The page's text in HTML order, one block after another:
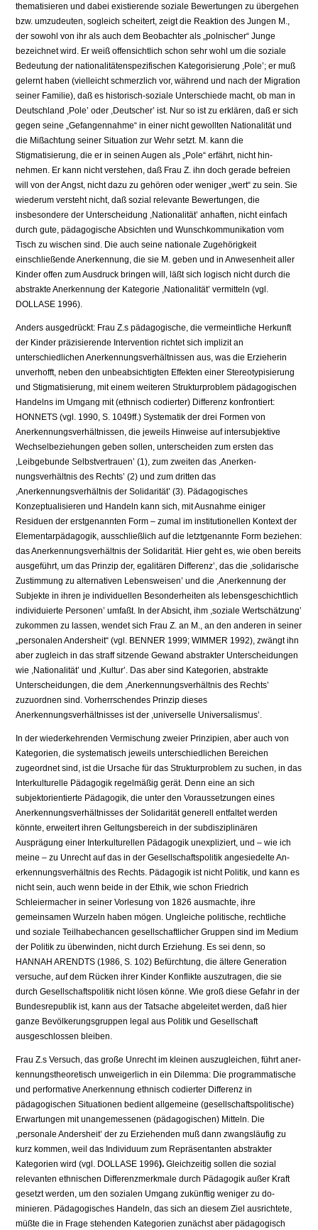
thematisieren und dabei existierende soziale Bewertungen zu übergehen
bzw. um­zudeuten, sogleich scheitert, zeigt die Reaktion des Jungen M.,
der sowohl von ihr als auch dem Beobachter als „polnischer“ Junge
bezeichnet wird. Er weiß offensichtlich schon sehr wohl um die soziale
Bedeutung der nationalitätenspe­zifischen Kategorisierung ,Pole’; er muß
gelernt haben (vielleicht schmerzlich vor, während und nach der Migration
seiner Familie), daß es historisch-soziale Unterschiede macht, ob man in
Deutschland ,Pole’ oder ,Deutscher’ ist. Nur so ist zu erklären, daß er sich
gegen seine „Gefangennahme“ in einer nicht ge­wollten Nationalität und
die Mißachtung seiner Situation zur Wehr setzt. M. kann die
Stigmatisierung, die er in seinen Augen als „Pole“ erfährt, nicht hin­
nehmen. Er kann nicht verstehen, daß Frau Z. ihn doch gerade befreien
will von der Angst, nicht dazu zu gehören oder weniger „wert“ zu sein. Sie
wieder­um versteht nicht, daß sozial relevante Bewertungen, die
insbesondere der Un­terscheidung ,Nationalität’ anhaften, nicht einfach
durch gute, pädagogische Absichten und Wunschkommunikation vom
Tisch zu wischen sind. Die auch seine nationale Zugehörigkeit
einschließende Anerkennung, die sie M. geben und in Anwesenheit aller
Kinder offen zum Ausdruck bringen will, läßt sich lo­gisch nicht durch die
abstrakte Anerkennung der Kategorie ,Nationalität’ ver­mitteln (vgl.
DOLLASE 1996).
Anders ausgedrückt: Frau Z.s pädagogische, die vermeintliche Herkunft
der Kinder präzisierende Intervention richtet sich implizit an
unterschiedlichen Anerkennungsverhältnissen aus, was die Erzieherin
unverhofft, neben den unbeabsichtigten Effekten einer Stereotypisierung
und Stigmatisierung, mit einem weiteren Strukturproblem pädagogischen
Handelns im Umgang mit (ethnisch codierter) Differenz konfrontiert:
HONNETS (vgl. 1990, S. 1049ff.) Systematik der drei Formen von
Anerkennungsverhältnissen, die jeweils Hin­weise auf intersubjektive
Wechselbeziehungen geben sollen, unterscheiden zum ersten das
,Leibgebunde Selbstvertrauen’ (1), zum zweiten das ,Anerken­
nungsverhältnis des Rechts’ (2) und zum dritten das
,Anerkennungsverhältnis der Solidarität’ (3). Pädagogisches
Konzeptualisieren und Handeln kann sich, mit Ausnahme einiger
Residuen der erstgenannten Form – zumal im institutio­nellen Kontext der
Elementarpädagogik, ausschließlich auf die letztgenannte Form beziehen:
das Anerkennungsverhältnis der Solidarität. Hier geht es, wie oben bereits
ausgeführt, um das Prinzip der, egalitären Differenz’, das die ,soli­darische
Zustimmung zu alternativen Lebensweisen’ und die ,Anerkennung der
Subjekte in ihren je individuellen Besonderheiten als lebensgeschichtlich
individuierte Personen’ umfaßt. In der Absicht, ihm ,soziale Wertschätzung’
zukommen zu lassen, wendet sich Frau Z. an M., an den anderen in seiner
„personalen Andersheit“ (vgl. BENNER 1999; WIMMER 1992), zwängt ihn
aber zugleich in das straff sitzende Gewand abstrakter Unterscheidungen
wie ,Na­tionalität’ und ,Kultur’. Das aber sind Kategorien, abstrakte
Unterscheidungen, die dem ,Anerkennungsverhältnis des Rechts’
zuzuordnen sind. Vorherrschen­des Prinzip dieses
Anerkennungsverhältnisses ist der ,universelle Universalis­mus’.
In der wiederkehrenden Vermischung zweier Prinzipien, aber auch von
Ka­tegorien, die systematisch jeweils unterschiedlichen Bereichen
zugeordnet sind, ist die Ursache für das Strukturproblem zu suchen, in das
Interkulturelle Päd­agogik regelmäßig gerät. Denn eine an sich
subjektorientierte Pädagogik, die unter den Voraussetzungen eines
Anerkennungsverhältnisses der Solidarität generell entfaltet werden
könnte, erweitert ihren Geltungsbereich in der subdisziplinären
Ausprägung einer Interkulturellen Pädagogik unexpliziert, und – wie ich
meine – zu Unrecht auf das in der Gesellschaftspolitik angesiedelte An­
erkennungsverhältnis des Rechts. Pädagogik ist nicht Politik, und kann es
nicht sein, auch wenn beide in der Ethik, wie schon Friedrich
Schleiermacher in seiner Vorlesung von 1826 ausmachte, ihre
gemeinsamen Wurzeln haben mö­gen. Ungleiche politische, rechtliche
und soziale Teilhabechancen gesellschaft­licher Gruppen sind im Medium
der Politik zu überwinden, nicht durch Erzie­hung. Es sei denn, so
HANNAH ARENDTS (1986, S. 102) Befürchtung, die ältere Generation
versuche, auf dem Rücken ihrer Kinder Konflikte auszutragen, die sie
durch Gesellschaftspolitik nicht lösen könne. Wie groß diese Gefahr in der
Bundesrepublik ist, kann aus der Tatsache abgeleitet werden, daß hier
ganze Bevölkerungsgruppen legal aus Politik und Gesellschaft
ausgeschlossen blei­ben.
Frau Z.s Versuch, das große Unrecht im kleinen auszugleichen, führt aner­
kennungstheoretisch unweigerlich in ein Dilemma: Die programmatische
und performative Anerkennung ethnisch codierter Differenz in
pädagogischen Si­tuationen bedient allgemeine (gesellschaftspolitische)
Erwartungen mit unan­gemessenen (pädagogischen) Mitteln. Die
,personale Andersheit’ der zu Erzie­henden muß dann zwangsläufig zu
kurz kommen, weil das Individuum zum Repräsentanten abstrakter
Kategorien wird (vgl. DOLLASE 1996). Gleichzeitig sollen die sozial
relevanten ethnischen Differenzmerkmale durch Pädagogik außer Kraft
gesetzt werden, um den sozialen Umgang zukünftig weniger zu do­
minieren. Pädagogisches Handeln, das sich an diesem Ziel ausrichtete,
müßte die in Frage stehenden Kategorien zunächst aber pädagogisch